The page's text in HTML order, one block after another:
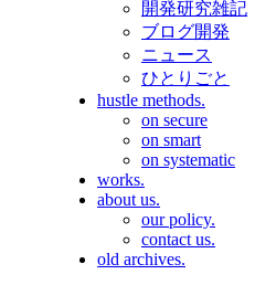
開発研究雑記
ブログ開発
ニュース
ひとりごと
hustle methods.
on secure
on smart
on systematic
works.
about us.
our policy.
contact us.
old archives.